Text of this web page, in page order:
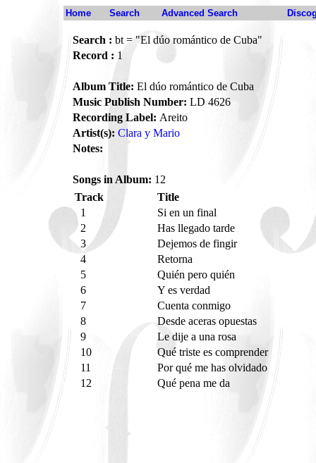
Home Search Advanced Search
Search : bt = "El dúo romántico de Cuba"
Record : 1
Album Title: El dúo romántico de Cuba
Music Publish Number: LD 4626
Recording Label: Areito
Artist(s): Clara y Mario
Notes:
Songs in Album: 12
Track
Title
1
Si en un final
2
Has llegado tarde
3
Dejemos de fingir
4
Retorna
5
Quién pero quién
6
Y es verdad
7
Cuenta conmigo
8
Desde aceras opuestas
9
Le dije a una rosa
10
Qué triste es comprender
11
Por qué me has olvidado
12
Qué pena me da